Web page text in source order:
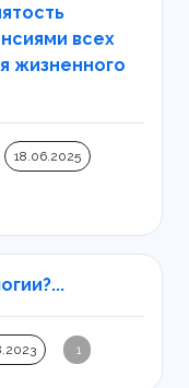
всех
жизненного
18.06.2025
1